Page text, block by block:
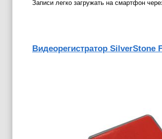
Записи легко загружать на смартфон
Видеорегистратор SilverStone